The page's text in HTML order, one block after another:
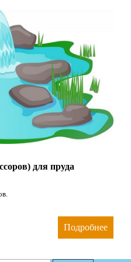
для пруда
Подробнее